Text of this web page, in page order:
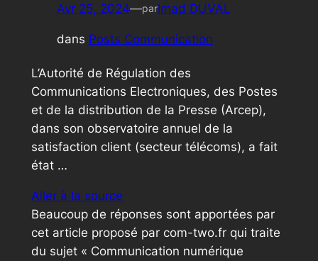
Avr 25, 2024—parImad DUVAL
dans Posts Communication
L’Autorité de Régulation des
Communications Electroniques, des Postes
et de la distribution de la Presse (Arcep),
dans son observatoire annuel de la
satisfaction client (secteur télécoms), a fait
état …
Aller à la source
Beaucoup de réponses sont apportées par
cet article proposé par com-two.fr qui traite
du sujet « Communication numérique